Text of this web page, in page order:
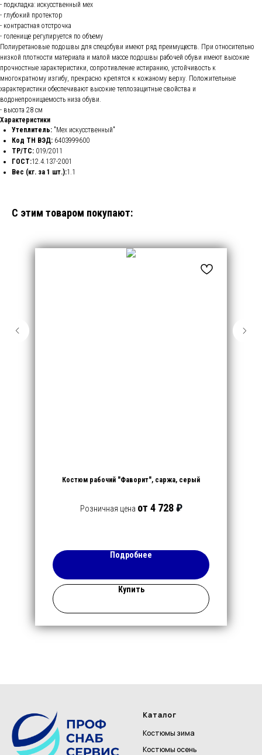
- подкладка: искусственный мех
- глубокий протектор
- контрастная отстрочка
- голенище регулируется по объему
Полиуретановые подошвы для спецобуви имеют ряд преимуществ. При относительно
низкой плотности материала и малой массе подошвы рабочей обуви имеют высокие
прочностные характеристики, сопротивление истиранию, устойчивость к
многократному изгибу, прекрасно крепятся к кожаному верху. Положительные
характеристики обеспечивают высокие теплозащитные свойства и
водонепроницаемость низа обуви.
- высота 28 см
Характеристики
Утеплитель: "Мех искусственный"
Код ТН ВЭД: 6403999600
ТР/ТС: 019/2011
ГОСТ:12.4.137-2001
Вес (кг. за 1 шт.):1.1
С этим товаром покупают:
Костюм рабочий "Фаворит", саржа, серый
Розничная цена от 4 728₽
Подробнее
Купить
Каталог
Костюмы зима
Костюмы осень